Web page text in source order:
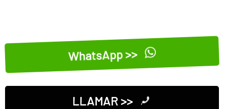
WhatsApp >>
LLAMAR >>